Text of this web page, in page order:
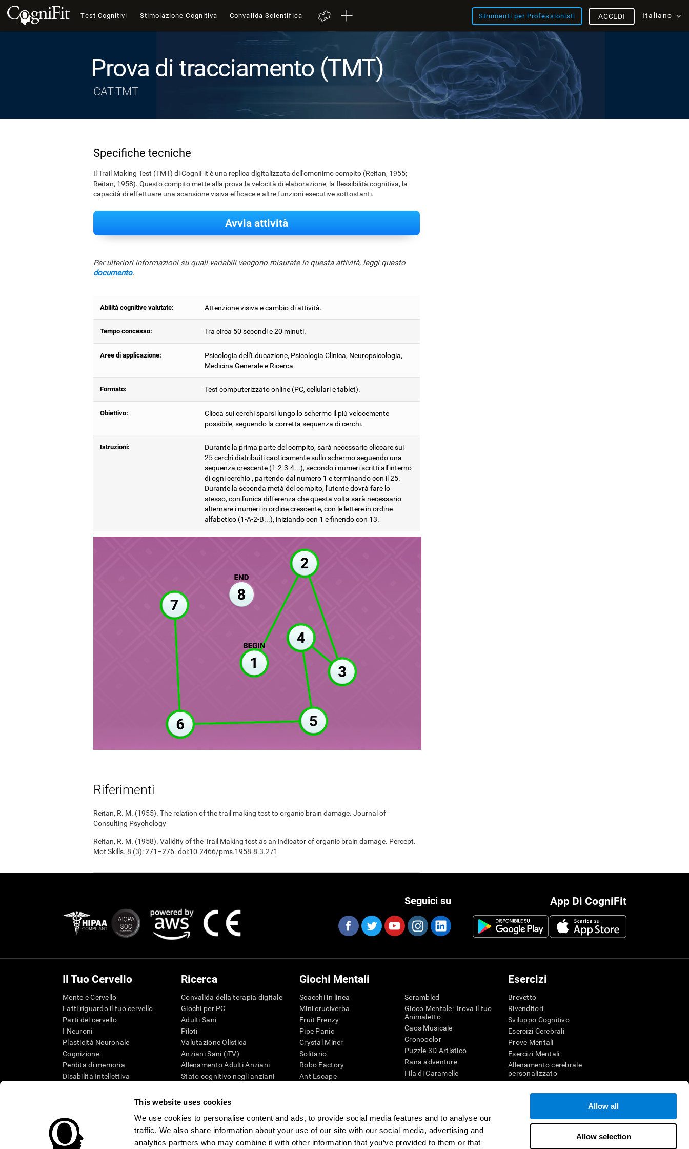
This website uses cookies
We use cookies to personalise content and ads, to provide social media features and to analyse our
traffic. We also share information about your use of our site with our social media, advertising and
analytics partners who may combine it with other information that you’ve provided to them or that
Allow all
Allow selection
Test Cognitivi Stimolazione Cognitiva Convalida Scientifica Strumenti per Professionisti Italiano
ACCEDI
Prova di tracciamento (TMT)
CAT-TMT
Specifiche tecniche
Il Trail Making Test (TMT) di CogniFit è una replica digitalizzata dell'omonimo compito (Reitan, 1955;
Reitan, 1958). Questo compito mette alla prova la velocità di elaborazione, la flessibilità cognitiva, la
capacità di effettuare una scansione visiva efficace e altre funzioni esecutive sottostanti.
Avvia attività
Per ulteriori informazioni su quali variabili vengono misurate in questa attività, leggi questo
documento.
Abilità cognitive valutate: Attenzione visiva e cambio di attività.
Tempo concesso: Tra circa 50 secondi e 20 minuti.
Aree di applicazione:
Psicologia dell'Educazione, Psicologia Clinica, Neuropsicologia,
Medicina Generale e Ricerca.
Formato: Test computerizzato online (PC, cellulari e tablet).
Obiettivo:
Clicca sui cerchi sparsi lungo lo schermo il più velocemente
possibile, seguendo la corretta sequenza di cerchi.
Istruzioni:
Durante la prima parte del compito, sarà necessario cliccare sui
25 cerchi distribuiti caoticamente sullo schermo seguendo una
sequenza crescente (1-2-3-4...), secondo i numeri scritti all'interno
di ogni cerchio , partendo dal numero 1 e terminando con il 25.
Durante la seconda metà del compito, l'utente dovrà fare lo
stesso, con l'unica differenza che questa volta sarà necessario
alternare i numeri in ordine crescente, con le lettere in ordine
alfabetico (1-A-2-B...), iniziando con 1 e finendo con 13.
Riferimenti
Reitan, R. M. (1955). The relation of the trail making test to organic brain damage. Journal of
Consulting Psychology
Reitan, R. M. (1958). Validity of the Trail Making test as an indicator of organic brain damage. Percept.
Mot Skills. 8 (3): 271–276. doi:10.2466/pms.1958.8.3.271
App Di CogniFit
Seguici su
Il Tuo Cervello
Mente e Cervello
Fatti riguardo il tuo cervello
Parti del cervello
I Neuroni
Plasticità Neuronale
Cognizione
Perdita di memoria
Disabilità Intellettiva
Ricerca
Convalida della terapia digitale
Giochi per PC
Adulti Sani
Piloti
Valutazione Olistica
Anziani Sani (iTV)
Allenamento Adulti Anziani
Stato cognitivo negli anziani
Tassonomia SG4D
Giochi Mentali
Scacchi in linea
Mini cruciverba
Fruit Frenzy
Pipe Panic
Crystal Miner
Solitario
Robo Factory
Ant Escape
Caos Matematico
Gara di Biglie
Tennis Melodico
Scrambled
Gioco Mentale: Trova il tuo
Animaletto
Caos Musicale
Cronocolor
Puzzle 3D Artistico
Rana adventure
Fila di Caramelle
Giochi di intelligenza
Giochi Online per la memoria
Giochi Mentali
Esercizi
Brevetto
Rivenditori
Sviluppo Cognitivo
Esercizi Cerebrali
Prove Mentali
Esercizi Mentali
Allenamento cerebrale
personalizzato
Divertenti giochi di matematica
Comprensione della lettura
Bambini dotati